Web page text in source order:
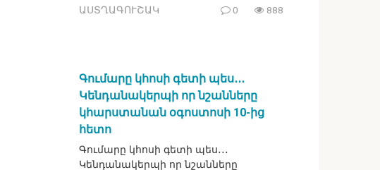
ԱՍՏՂԱԳՈՒՇԱԿ 0 888
Գումարը կհոսի գետի պես․․․
Կենդանակերպի որ նշանները
կհարստանան օգոստոսի 10-ից
հետո
Գումարը կհոսի գետի պես․․․
Կենդանակերպի որ նշանները